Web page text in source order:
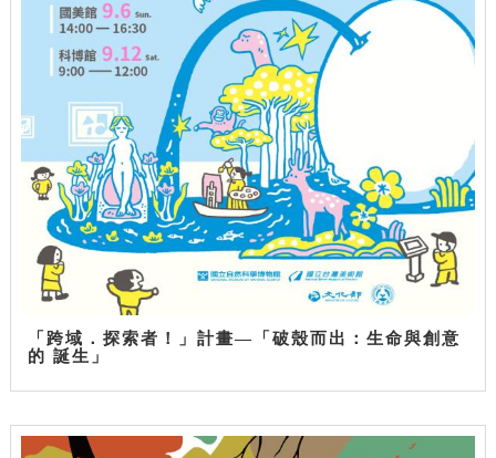
「跨域．探索者！」計畫—「破殼而出：生命與創意
的 誕生」